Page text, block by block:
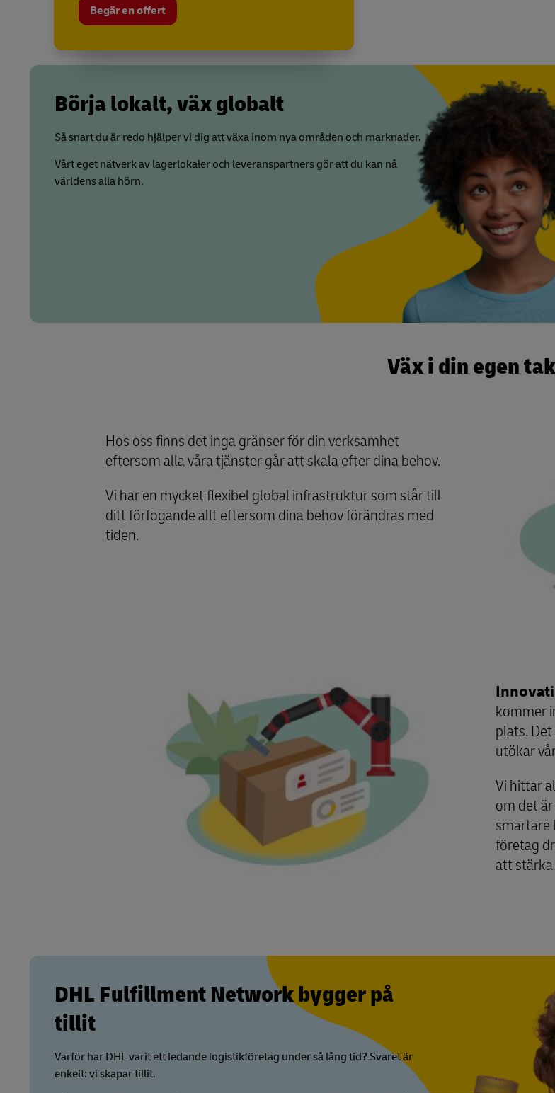
Begär en offert
Börja lokalt, väx globalt
Så snart du är redo hjälper vi dig att växa inom nya områden och marknader.
Vårt eget nätverk av lagerlokaler och leveranspartners gör att du kan nå
världens alla hörn.
Väx i din egen
Hos oss finns det inga gränser för din verksamhet
eftersom alla våra tjänster går att skala efter dina behov.
Vi har en mycket flexibel global infrastruktur som står till
ditt förfogande allt eftersom dina behov förändras med
tiden.
kommer
plats.
utökar
Vi hittar
om det
smartare
företag
att
DHL Fulfillment Network bygger på
tillit
Varför har DHL varit ett ledande logistikföretag under så lång tid? Svaret är
enkelt: vi skapar tillit.